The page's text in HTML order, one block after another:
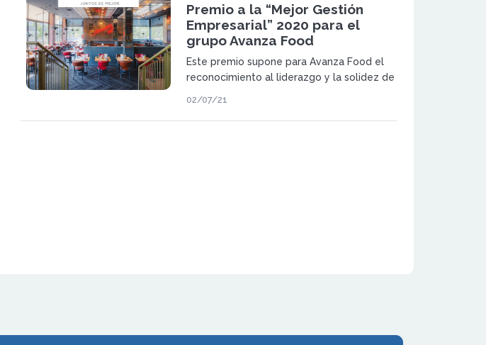
Premio a la “Mejor Gestión
Empresarial” 2020 para el
grupo Avanza Food
Este premio supone para Avanza Food el
reconocimiento al liderazgo y la solidez de
más complicados para la restauración
organizada.
02/07/21